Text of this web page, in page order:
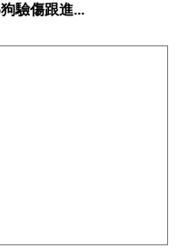
驗傷跟進...